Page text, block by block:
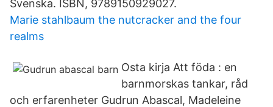
Svenska. ISBN, 9789150929027.
Marie stahlbaum the nutcracker and the four
realms
Osta kirja Att föda : en
barnmorskas tankar, råd
och erfarenheter Gudrun Abascal, Madeleine